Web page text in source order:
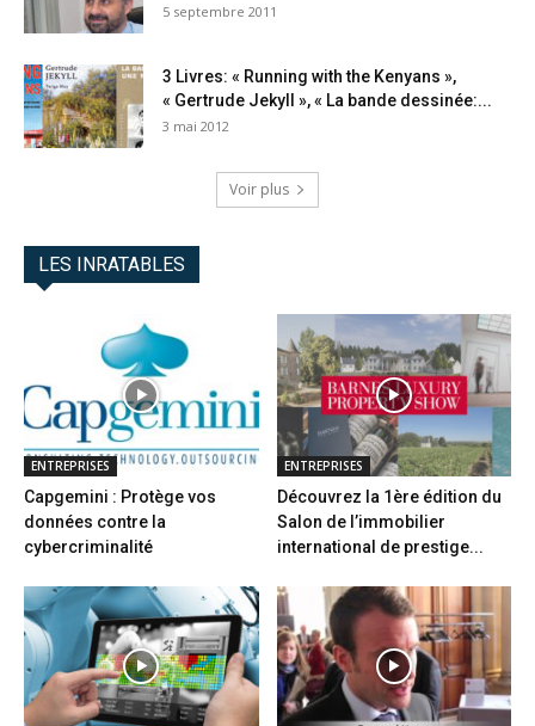
5 septembre 2011
3 Livres: « Running with the Kenyans »,
« Gertrude Jekyll », « La bande dessinée:...
3 mai 2012
Voir plus
LES INRATABLES
ENTREPRISES
Capgemini : Protège vos
données contre la
cybercriminalité
ENTREPRISES
Découvrez la 1ère édition du
Salon de l’immobilier
international de prestige...